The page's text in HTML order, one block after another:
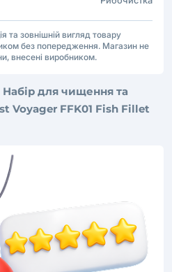
та зовнішній вигляд товару
без попередження. Магазин не
внесені виробником.
Набір для чищення та
Voyager FFK01 Fish Fillet